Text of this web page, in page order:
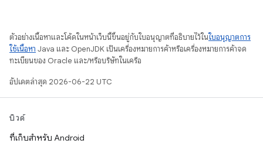
ตัวอย่างเนื้อหาและโค้ดในหน้าเว็บนี้ขึ้นอยู่กับใบอนุญาตที่อธิบายไว้ในใบอนุญาตการ
ใช้เนื้อหา Java และ OpenJDK เป็นเครื่องหมายการค้าหรือเครื่องหมายการค้าจด
ทะเบียนของ Oracle และ/หรือบริษัทในเครือ
อัปเดตล่าสุด 2026-06-22 UTC
บิวด์
ที่เก็บสำหรับ Android